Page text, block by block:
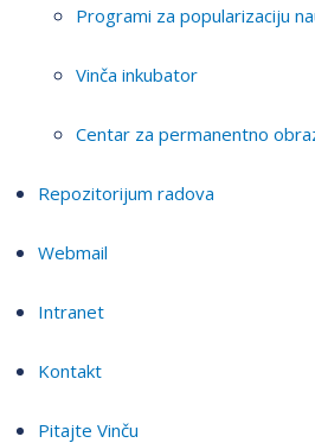
Programi za popularizaciju
Vinča inkubator
Centar za permanentno
Repozitorijum radova
Webmail
Intranet
Kontakt
Pitajte Vinču